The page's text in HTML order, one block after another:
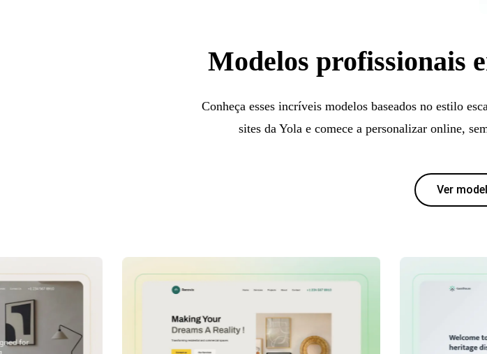
Modelos profissionais
Conheça esses incríveis modelos baseados no estilo
sites da Yola e comece a personalizar online,
Ver